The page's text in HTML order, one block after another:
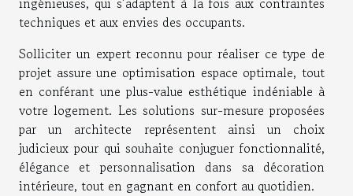
techniques et aux envies des occupants.
Solliciter un expert reconnu pour réaliser ce type de
projet assure une optimisation espace optimale, tout
en conférant une plus-value esthétique indéniable à
votre logement. Les solutions sur-mesure proposées
par un architecte représentent ainsi un choix
judicieux pour qui souhaite conjuguer fonctionnalité,
élégance et personnalisation dans sa décoration
intérieure, tout en gagnant en confort au quotidien.